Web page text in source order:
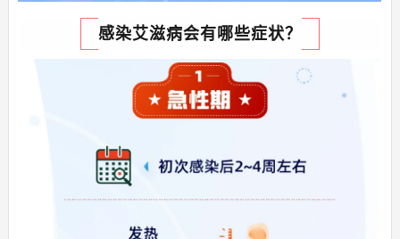
感染艾滋病会有哪些症状？